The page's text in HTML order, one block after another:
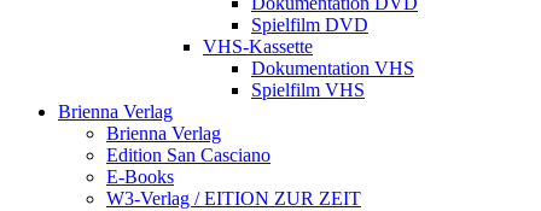
Spielfilm DVD
VHS-Kassette
Dokumentation VHS
Spielfilm VHS
Brienna Verlag
Brienna Verlag
Edition San Casciano
E-Books
W3-Verlag / EITION ZUR ZEIT